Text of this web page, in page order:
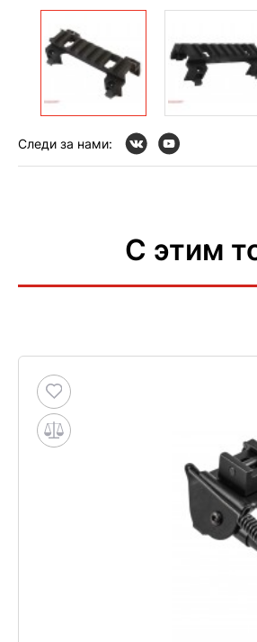
Следи за нами:
С этим